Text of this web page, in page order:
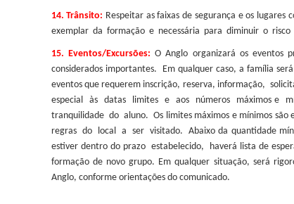
14. Trânsito: Respeitar as faixas de segurança e os
exemplar da formação e necessária para diminuir o risco
15. Eventos/Excursões:O Anglo organizará os eventos
considerados importantes. Em qualquer caso, a família
eventos que requerem inscrição, reserva, informação,
especial às datas limites e aos números máximos e
tranquilidade do aluno. Os limites máximos e mínimos
regras do local a ser visitado. Abaixo da quantidade
estiver dentro do prazo estabelecido, haverá lista de
formação de novo grupo. Em qualquer situação, será
Anglo, conforme orientações do comunicado.